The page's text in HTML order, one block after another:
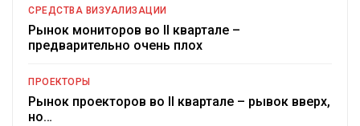
СРЕДСТВА ВИЗУАЛИЗАЦИИ
Рынок мониторов во II квартале –
предварительно очень плох
ПРОЕКТОРЫ
Рынок проекторов во II квартале – рывок вверх,
но…